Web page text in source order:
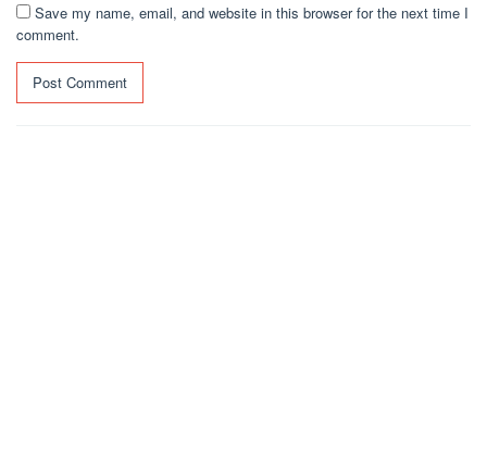
Save my name, email, and website in this browser for the next time I
comment.